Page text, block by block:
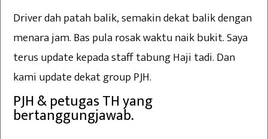
Driver dah patah balik, semakin dekat balik dengan
menara jam. Bas pula rosak waktu naik bukit. Saya
terus update kepada staff tabung Haji tadi. Dan
kami update dekat group PJH.
PJH & petugas TH yang
bertanggungjawab.